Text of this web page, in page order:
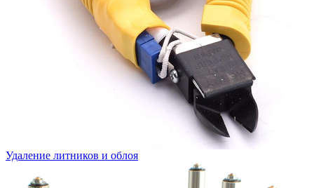
Удаление литников и облоя